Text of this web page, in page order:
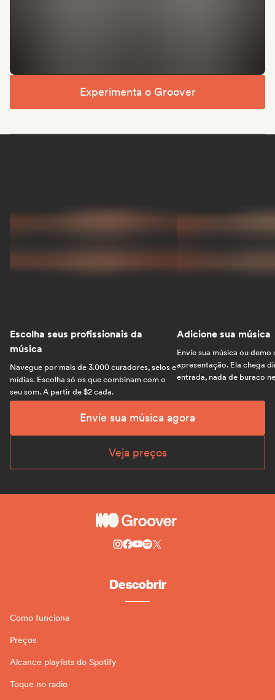
Experimenta o Groover
Escolha seus profissionais da
música
Navegue por mais de 3.000 curadores, selos e
mídias. Escolha só os que combinam com o
seu som. A partir de $2 cada.
Adicione sua música
Envie sua música ou demo
apresentação. Ela chega
entrada, nada de buraco
Envie sua música agora
Veja preços
Descobrir
Como funciona
Preços
Alcance playlists do Spotify
Toque no radio